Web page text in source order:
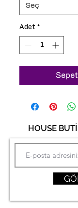
Adet *
HOUSE